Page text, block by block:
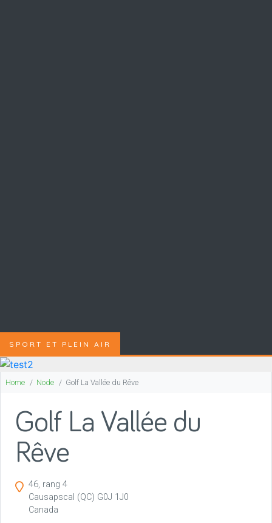
SPORT ET PLEIN AIR
Home Node Golf La Vallée du Rêve
Golf La Vallée du
Rêve
46, rang 4
Causapscal (QC) G0J 1J0
Canada